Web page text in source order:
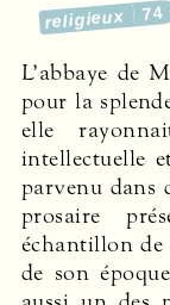
religieux 74
L’abbaye de
pour la
elle
intellectuelle
parvenu dans
prosaire
échantillon
de son